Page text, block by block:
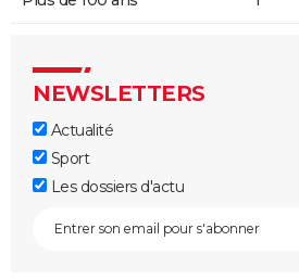
NEWSLETTERS
Actualité
Sport
Les dossiers d'actu